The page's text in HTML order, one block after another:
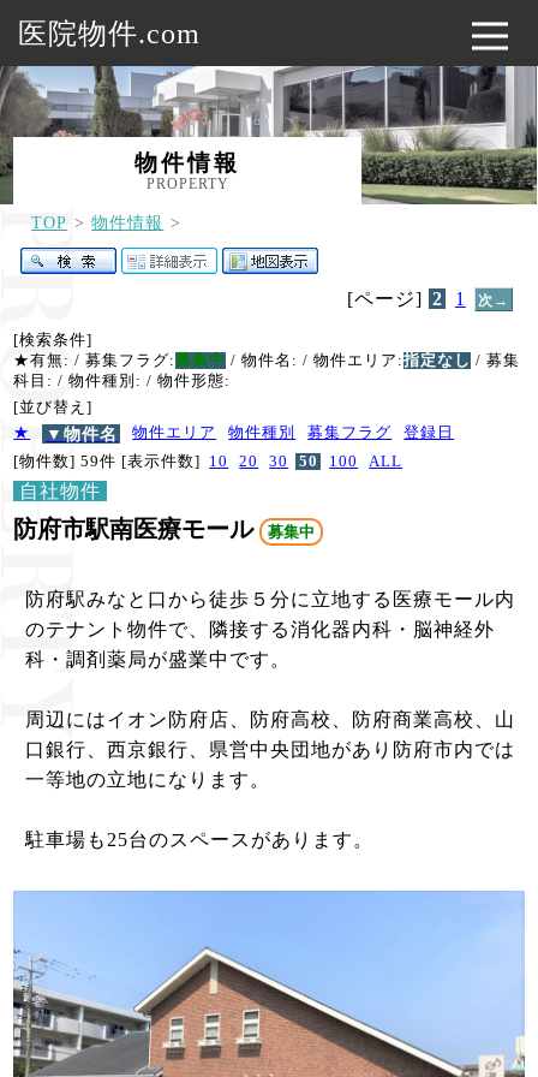
医院物件.com
物件情報
PROPERTY
TOP 物件情報
[ページ] 2 1 次→
[検索条件]
★有無: / 募集フラグ:募集中 / 物件名: / 物件エリア:指定なし / 募集
科目: / 物件種別: / 物件形態:
[並び替え]
★
▼物件名 物件エリア 物件種別 募集フラグ
登録日
[物件数] 59件 [表示件数] 10 20 30 50 100 ALL
自社物件
防府市駅南医療モール 募集中
防府駅みなと口から徒歩５分に立地する医療モール内
のテナント物件で、隣接する消化器内科・脳神経外
科・調剤薬局が盛業中です。
周辺にはイオン防府店、防府高校、防府商業高校、山
口銀行、西京銀行、県営中央団地があり防府市内では
一等地の立地になります。
​駐車場も25台のスペースがあります。